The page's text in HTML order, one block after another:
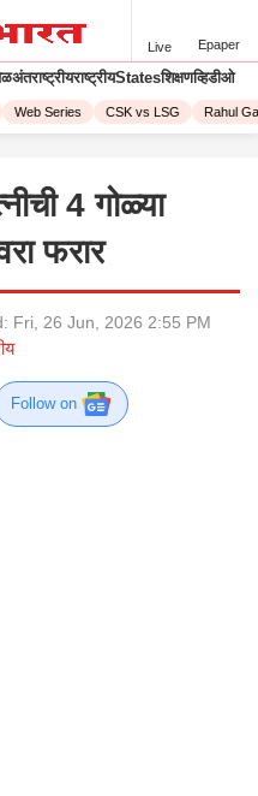
Live Epaper
अंतराष्ट्रीयराष्ट्रीयStatesशिक्षणव्हिडीओ
Web Series CSK vs LSG Rahul
4 गोळ्या
फरार
Fri, 26 Jun, 2026 2:55 PM
Follow on